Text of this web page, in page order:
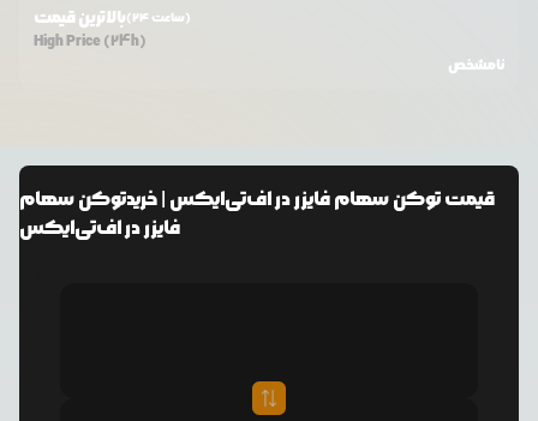
بالاترین قیمت (24 ساعت)
High Price (24h)
نامشخص
قیمتتوکن سهام فایزر در اف‌تی‌ایکس | خریدتوکن سهام
فایزر در اف‌تی‌ایکس